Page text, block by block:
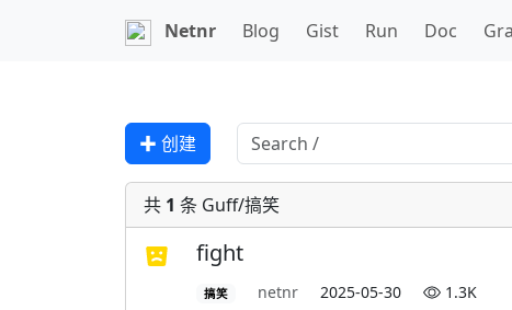
Netnr Blog Gist Run Doc
✚ 创建
共 1 条 Guff/搞笑
fight
搞笑 netnr 2025-05-30 1.3K